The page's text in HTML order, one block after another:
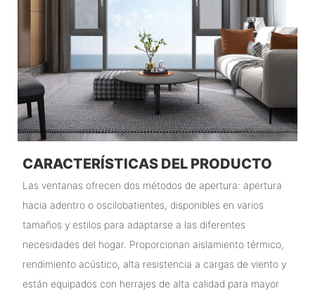
CARACTERÍSTICAS DEL PRODUCTO
Las ventanas ofrecen dos métodos de apertura: apertura
hacia adentro o oscilobatientes, disponibles en varios
tamaños y estilos para adaptarse a las diferentes
necesidades del hogar. Proporcionan aislamiento térmico,
rendimiento acústico, alta resistencia a cargas de viento y
están equipados con herrajes de alta calidad para mayor